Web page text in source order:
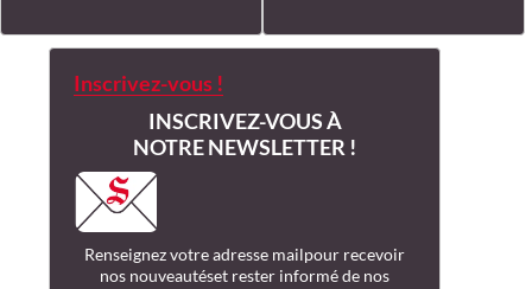
Inscrivez-vous !
INSCRIVEZ-VOUS À
NOTRE NEWSLETTER !
Renseignez votre adresse mailpour recevoir
nos nouveautéset rester informé de nos